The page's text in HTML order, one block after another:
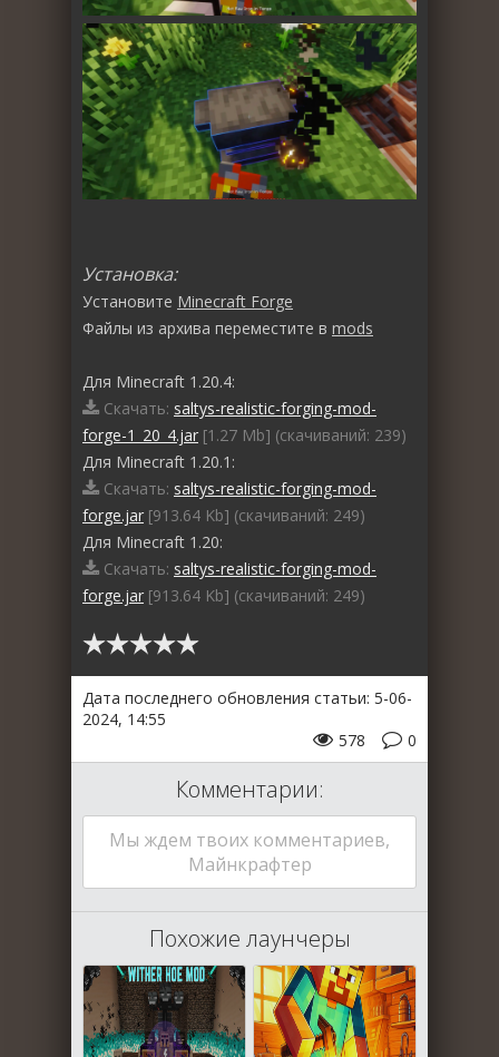
Установка:
Установите Minecraft Forge
Файлы из архива переместите в mods
Для Minecraft 1.20.4:
Скачать: saltys-realistic-forging-mod-
forge-1_20_4.jar [1.27 Mb] (cкачиваний: 239)
Для Minecraft 1.20.1:
Скачать: saltys-realistic-forging-mod-
forge.jar [913.64 Kb] (cкачиваний: 249)
Для Minecraft 1.20:
Скачать: saltys-realistic-forging-mod-
forge.jar [913.64 Kb] (cкачиваний: 249)
Дата последнего обновления статьи: 5-06-
2024, 14:55
0
578
Комментарии:
Мы ждем твоих комментариев,
Майнкрафтер
Похожие лаунчеры